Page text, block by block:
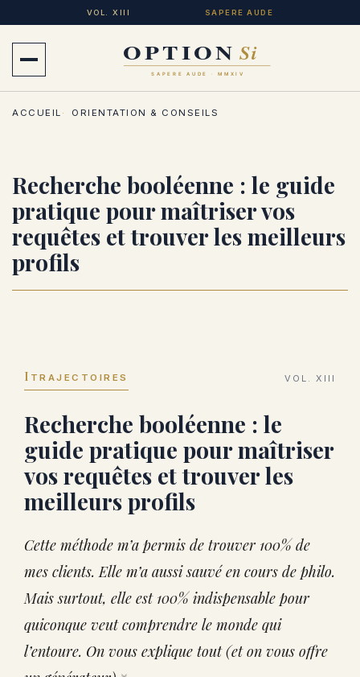
contenu
VOL. XIII SAPERE AUDE
le
menu
ACCUEIL ORIENTATION & CONSEILS
Recherche booléenne : le guide
pratique pour maîtriser vos
requêtes et trouver les meilleurs
profils
I TRAJECTOIRES VOL. XIII
Recherche booléenne : le
guide pratique pour maîtriser
vos requêtes et trouver les
meilleurs profils
Cette méthode m’a permis de trouver 100% de
mes clients. Elle m’a aussi sauvé en cours de philo.
Mais surtout, elle est 100% indispensable pour
quiconque veut comprendre le monde qui
l’entoure. On vous explique tout (et on vous offre